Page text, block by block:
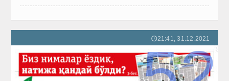
🕔21:41, 31.12.2021